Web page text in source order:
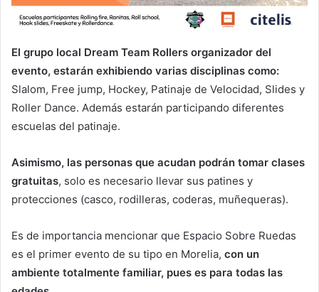
El grupo local Dream Team Rollers organizador del
evento, estarán exhibiendo varias disciplinas como:
Slalom, Free jump, Hockey, Patinaje de Velocidad, Slides y
Roller Dance. Además estarán participando diferentes
escuelas del patinaje.
Asimismo, las personas que acudan podrán tomar clases
gratuitas, solo es necesario llevar sus patines y
protecciones (casco, rodilleras, coderas, muñequeras).
Es de importancia mencionar que Espacio Sobre Ruedas
es el primer evento de su tipo en Morelia, con un
ambiente totalmente familiar, pues es para todas las